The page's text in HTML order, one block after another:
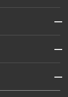
開閉
開閉
開閉